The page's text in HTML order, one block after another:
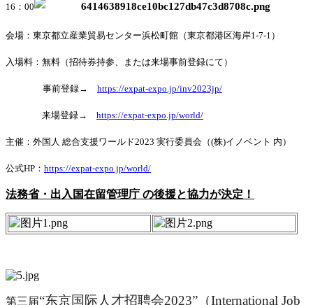
16 ： 00
会場：東京都立産業貿易センター浜松町館（東京都港区海岸1-7-1 ）
入場料：無料（招待券持参、または来場事前登録にて）
事前登録→ https://expat-expo.jp/inv2023jp/
来場登録→ https://expat-expo.jp/world/
主催：外国人 総合支援ワールド2023 実行委員会（(株)イノベント 内）
公式HP ： https://expat-expo.jp/world/
法務省・出入国在留管理庁 の後援と協力が決定！
第三届“东京国际人才招聘会2023”（International Job